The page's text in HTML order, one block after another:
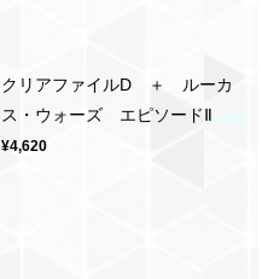
クリアファイルD ＋ ルーカ
ス・ウォーズ エピソードⅡ
¥4,620